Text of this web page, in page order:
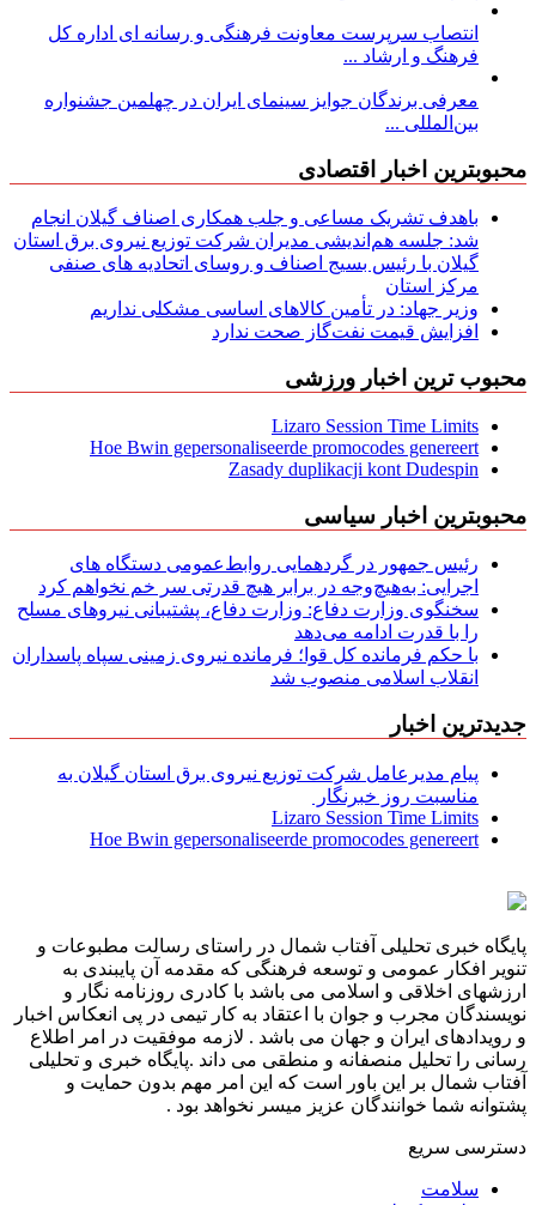
انتصاب سرپرست معاونت فرهنگی و رسانه ای اداره کل
فرهنگ و ارشاد ...
معرفی برندگان جوایز سینمای ایران در چهلمین جشنواره
بین‌المللی ...
محبوبترین اخبار اقتصادی
باهدف تشریک مساعی و جلب همکاری اصناف گیلان انجام
شد: جلسه هم‌اندیشی مدیران شركت توزیع نیروی برق استان
گیلان با رئیس بسیج اصناف و روسای اتحادیه های صنفی
مركز استان
وزیر جهاد: در تأمین کالاهای اساسی مشکلی نداریم
افزایش قیمت نفت‌گاز صحت ندارد
محبوب ترین اخبار ورزشی
Lizaro Session Time Limits
Hoe Bwin gepersonaliseerde promocodes genereert
Zasady duplikacji kont Dudespin
محبوبترین اخبار سیاسی
رئیس جمهور در گردهمایی روابط‌عمومی دستگاه های
اجرایی: به‌هیچ‌وجه در برابر هیچ قدرتی سر خم نخواهم کرد
سخنگوی وزارت دفاع: وزارت دفاع، پشتیبانی نیرو‌های مسلح
را با قدرت ادامه می‌دهد
با حکم فرمانده کل قوا؛ فرمانده نیروی زمینی سپاه پاسداران
انقلاب اسلامی منصوب شد
جدیدترین اخبار
پیام مدیرعامل شركت توزیع نیروی برق استان گیلان به
مناسبت روز خبرنگار ‌
Lizaro Session Time Limits
Hoe Bwin gepersonaliseerde promocodes genereert
پایگاه خبری تحلیلی آفتاب شمال در راستای رسالت مطبوعات و
تنویر افکار عمومی و توسعه فرهنگی که مقدمه آن پایبندی به
ارزشهای اخلاقی و اسلامی می باشد با کادری روزنامه نگار و
نویسندگان مجرب و جوان با اعتقاد به کار تیمی در پی انعکاس اخبار
و رویدادهای ایران و جهان می باشد . لازمه موفقیت در امر اطلاع
رسانی را تحلیل منصفانه و منطقی می داند .پایگاه خبری و تحلیلی
آفتاب شمال بر این باور است که این امر مهم بدون حمایت و
پشتوانه شما خوانندگان عزیز میسر نخواهد بود .
دسترسی سریع
سلامت